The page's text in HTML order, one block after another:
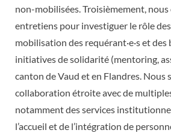
non-mobilisées. Troisièmement,
entretiens pour investiguer le rôle
mobilisation des requérant·e·s et des
initiatives de solidarité (mentoring,
canton de Vaud et en Flandres. Nous
collaboration étroite avec de
notamment des services
l’accueil et de l’intégration de